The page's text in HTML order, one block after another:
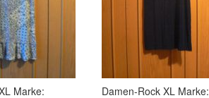
Marke: Damen-Rock XL Marke: